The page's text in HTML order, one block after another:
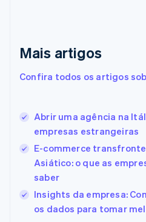
Mais artigos
Confira todos os artigos
Abrir uma agência na
empresas estrangeiras
E-commerce
Asiático: o que as
saber
Insights da empresa:
os dados para tomar
Eslováquia
English
EnglishItaliano
Estados Unidos
EnglishEspañol简体中文
Estônia
English
Finlândia
English
França
Français
Gibraltar